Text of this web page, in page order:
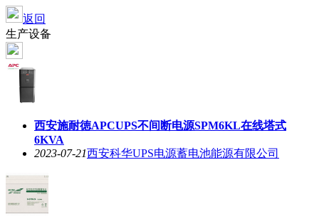
返回
生产设备
西安施耐徳APCUPS不间断电源SPM6KL在线塔式
6KVA
2023-07-21西安科华UPS电源蓄电池能源有限公司